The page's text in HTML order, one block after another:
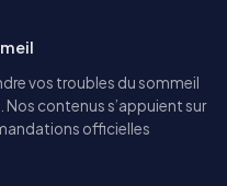
vos troubles du sommeil
contenus s’appuient sur
officielles